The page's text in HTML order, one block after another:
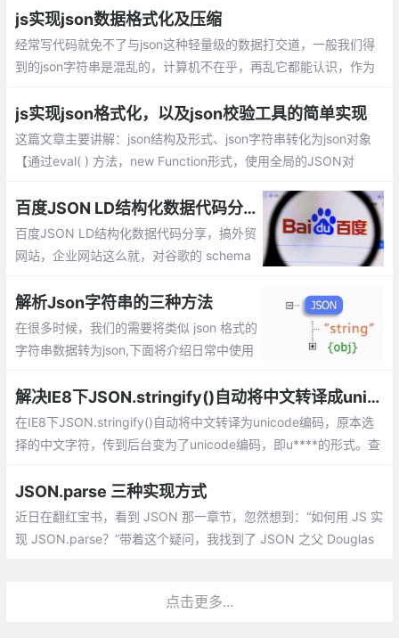
N.stringify()的兼容呢：利用eval方式解析、
new Function形式、自定义兼容json的方
法、head头添加mate等
js实现json数据格式化及压缩
经常写代码就免不了与json这种轻量级的数据打交道，一般我们得
到的json字符串是混乱的，计算机不在乎，再乱它都能认识，作为
js实现json格式化，以及json校验工具的简单实现
这篇文章主要讲解：json结构及形式、json字符串转化为json对象
【通过eval( ) 方法，new Function形式，使用全局的JSON对
百度JSON LD结构化数据代码分享
百度JSON LD结构化数据代码分享，搞外贸
网站，企业网站这么就，对谷歌的 schema
数据就了解太少了
解析Json字符串的三种方法
在很多时候，我们的需要将类似 json 格式的
字符串数据转为json,下面将介绍日常中使用
解决IE8下JSON.stringify()自动将中文转译成unicode的方法
在IE8下JSON.stringify()自动将中文转译为unicode编码，原本选
择的中文字符，传到后台变为了unicode编码，即u****的形式。查
stringify()会自动将编码从utf-8转为unicode编码，导致出现这种类
似于乱码的情况。
JSON.parse 三种实现方式
近日在翻红宝书，看到 JSON 那一章节，忽然想到：“如何用 JS 实
现 JSON.parse？”带着这个疑问，我找到了 JSON 之父 Douglas
点击更多...